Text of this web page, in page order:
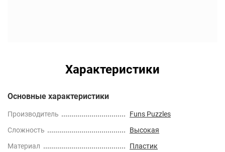
Характеристики
Основные характеристики
Производитель
Funs Puzzles
Сложность
Высокая
Материал
Пластик